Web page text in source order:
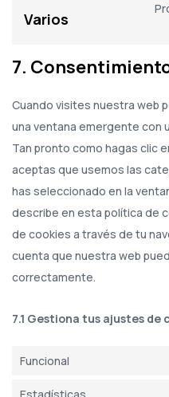
Varios
7.
Cuando visites nuestra web
una ventana emergente con
Tan pronto como hagas clic
aceptas que usemos las
has seleccionado en la
describe en esta política de
de cookies a través de tu
cuenta que nuestra web
correctamente.
7.1 Gestiona tus ajustes
Funcional